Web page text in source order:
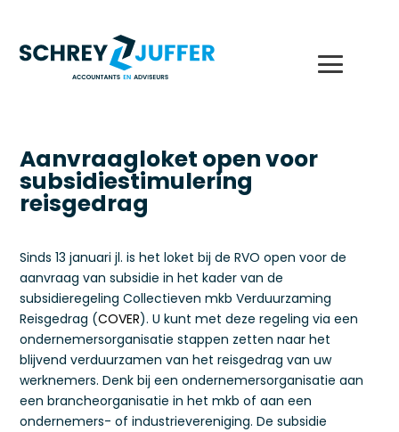
Aanvraagloket open voor
subsidiestimulering
reisgedrag
Sinds 13 januari jl. is het loket bij de RVO open voor de
aanvraag van subsidie in het kader van de
subsidieregeling Collectieven mkb Verduurzaming
Reisgedrag (COVER). U kunt met deze regeling via een
ondernemersorganisatie stappen zetten naar het
blijvend verduurzamen van het reisgedrag van uw
werknemers. Denk bij een ondernemersorganisatie aan
een brancheorganisatie in het mkb of aan een
ondernemers- of industrievereniging. De subsidie